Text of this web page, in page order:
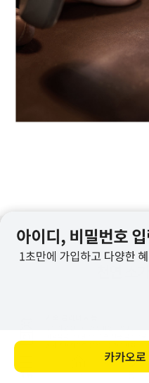
메뉴 홈 찜
카카오로